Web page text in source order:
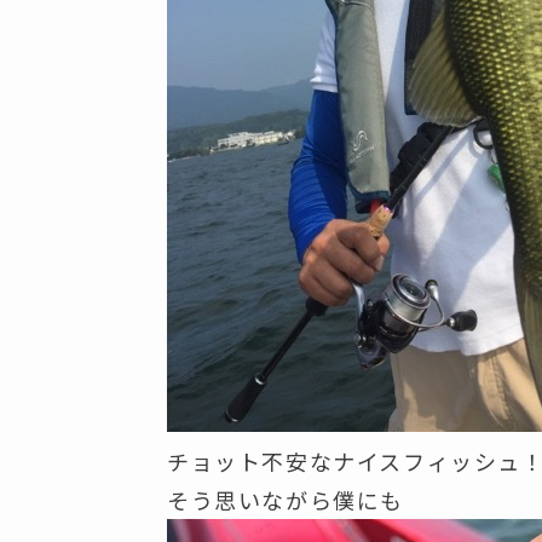
チョット不安なナイスフィッシュ
そう思いながら僕にも